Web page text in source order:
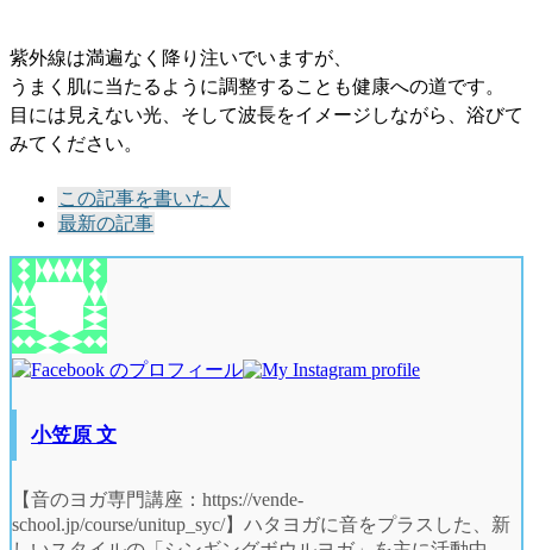
紫外線は満遍なく降り注いでいますが、
うまく肌に当たるように調整することも健康への道です。
目には見えない光、そして波長をイメージしながら、浴びて
みてください。
following
tabs
change
content
below.
この記事を書いた人
最新の記事
小笠原 文
【音のヨガ専門講座：https://vende-
school.jp/course/unitup_syc/】ハタヨガに音をプラスした、新